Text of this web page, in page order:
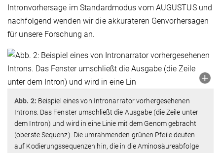
Intronvorhersage im Standardmodus vom AUGUSTUS und
nachfolgend wenden wir die akkurateren Genvorhersagen
für unsere Forschung an.
Abb. 2: Beispiel eines von Intronarrator vorhergesehenen
Introns. Das Fenster umschließt die Ausgabe (die Zeile unter
dem Intron) und wird in eine Linie mit dem Genom gebracht
(oberste Sequenz). Die umrahmenden grünen Pfeile deuten
auf Kodierungssequenzen hin, die in die Aminosäureabfolge